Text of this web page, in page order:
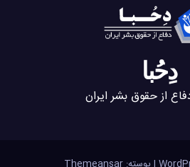
دِحُبا
از حقوق بشر ایران